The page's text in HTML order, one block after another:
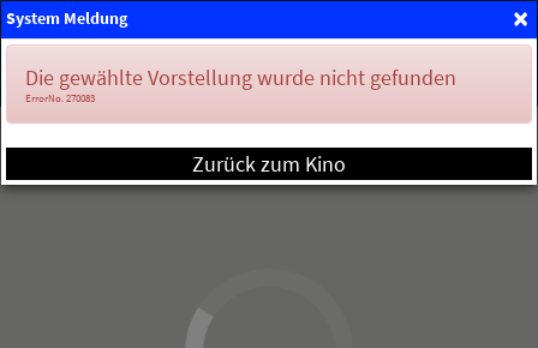
Mein Konto
×
System Meldung
Die gewählte Vorstellung wurde nicht gefunden
ErrorNo. 270083
Zurück zum Kino